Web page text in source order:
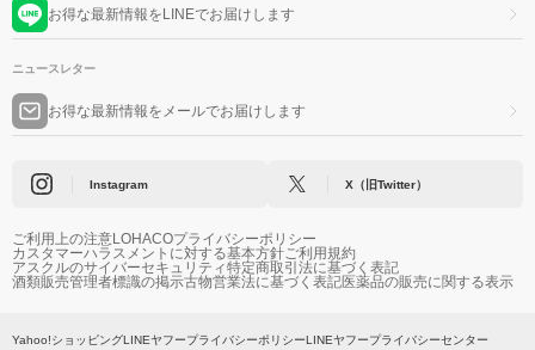
お得な最新情報をLINEでお届けします
ニュースレター
お得な最新情報をメールでお届けします
Instagram X（旧Twitter）
ご利用上の注意LOHACOプライバシーポリシー
カスタマーハラスメントに対する基本方針ご利用規約
アスクルのサイバーセキュリティ特定商取引法に基づく表記
酒類販売管理者標識の掲示古物営業法に基づく表記医薬品の販売に関する表示
Yahoo!ショッピングLINEヤフープライバシーポリシーLINEヤフープライバシーセンター